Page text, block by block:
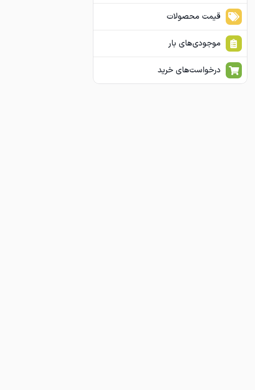
قیمت محصولات
موجودی‌های بار
درخواست‌های خرید